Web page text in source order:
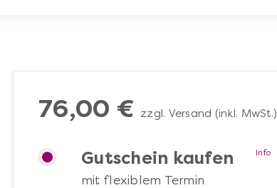
76,00 € zzgl. Versand (inkl. MwSt.)
Gutschein kaufen
mit flexiblem Termin
Info